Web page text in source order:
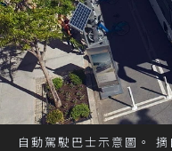
自動駕駛巴士示意圖。